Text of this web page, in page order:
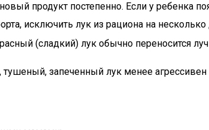
продукт постепенно. Если у ребенка
исключить лук из рациона на
(сладкий) лук обычно переносится
тушеный, запеченный лук менее